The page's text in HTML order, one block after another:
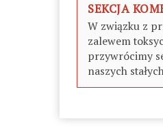
SEKCJA
W związku z
zalewem
przywrócimy
naszych